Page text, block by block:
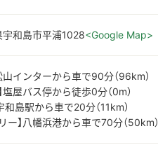
宇和島市平浦1028<Google Map>
山インターから車で90分（96km）
塩屋バス停から徒歩0分（0m）
和島駅から車で20分（11km）
ー】八幡浜港から車で70分（50km）